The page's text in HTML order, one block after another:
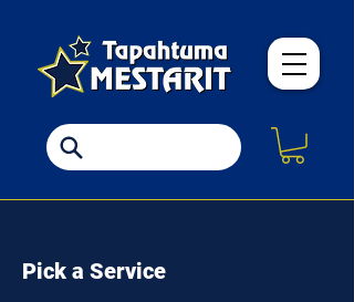
Pick a Service